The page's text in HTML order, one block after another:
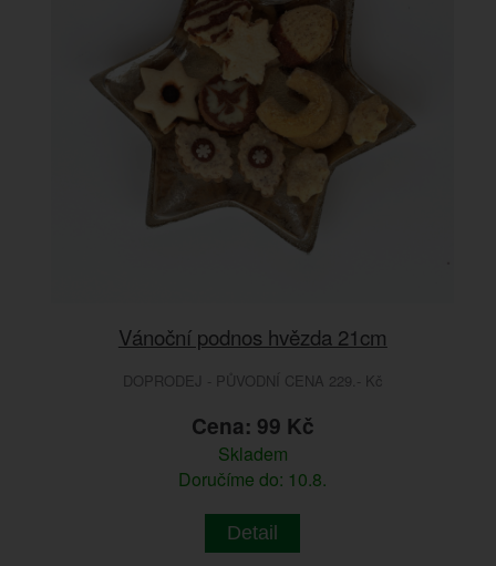
Vánoční podnos hvězda 21cm
DOPRODEJ - PŮVODNÍ CENA 229.- Kč
Cena: 99 Kč
Skladem
Doručíme do: 10.8.
Detail